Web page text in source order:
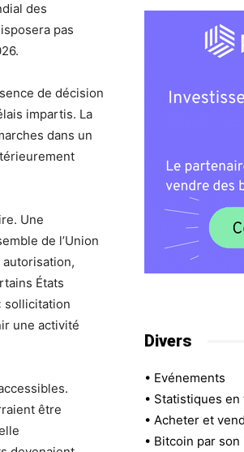
des
pas
de décision
impartis. La
dans un
Une
de l’Union
autorisation,
États
sollicitation
une activité
être
Divers
• Evénements
• Statistiques en
• Acheter et
• Bitcoin par